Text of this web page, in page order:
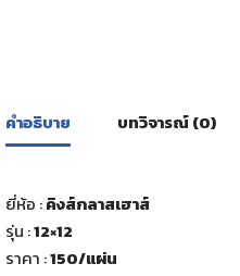
คำอธิบาย บทวิจารณ์ (0)
ยี่ห้อ :คิงส์กลาสเฮาส์
รุ่น :12×12
ราคา :150/แผ่น